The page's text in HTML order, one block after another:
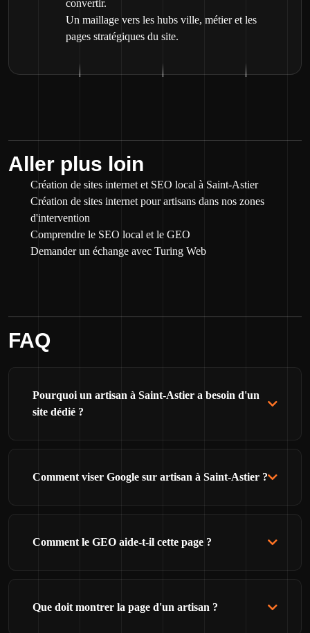
convertir.
Un maillage vers les hubs ville, métier et les
pages stratégiques du site.
Aller plus loin
Création de sites internet et SEO local à Saint-Astier
Création de sites internet pour artisans dans nos zones
d'intervention
Comprendre le SEO local et le GEO
Demander un échange avec Turing Web
FAQ
Pourquoi un artisan à Saint-Astier a besoin d'un
site dédié ?
Comment viser Google sur artisan à Saint-Astier ?
Comment le GEO aide-t-il cette page ?
Que doit montrer la page d'un artisan ?